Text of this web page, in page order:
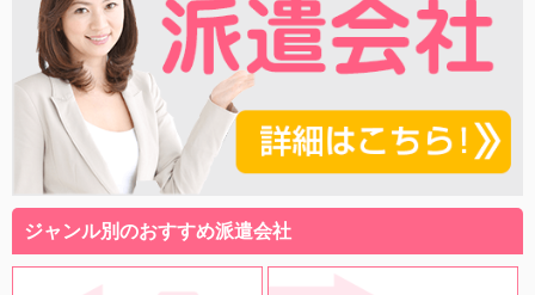
ジャンル別のおすすめ派遣会社